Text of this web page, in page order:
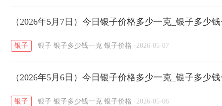
六福 / 金至尊 / 潮宏基 / 亚一金店
（2026年5月7日）今日银子价格多少一克_银子多少
银子 银子 银子多少钱一克 银子价格 · 2026-05-07
（2026年5月6日）今日银子价格多少一克_银子多少
银子 银子 银子多少钱一克 银子价格 · 2026-05-06